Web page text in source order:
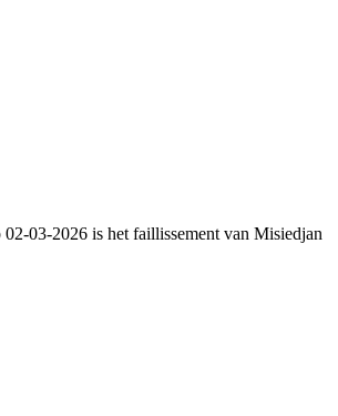
03-2026 is het faillissement van Misiedjan